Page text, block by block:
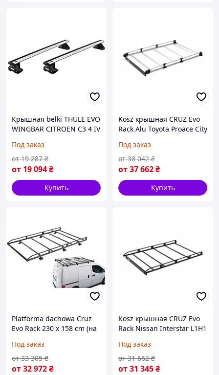
Крышная belki THULE EVO
WINGBAR CITROEN C3 4 IV
Под заказ
от 19 094₴
от 19 287 ₴
Купить
Kosz крышная CRUZ Evo
Rack Alu Toyota Proace City
Заказ)
Под заказ
от37 662₴
от 38 042 ₴
Купить
Platforma dachowa Cruz
Evo Rack 230 x 158 cm (на
Под заказ
от32 972₴
от 33 305 ₴
Kosz крышная CRUZ Evo
Rack Nissan Interstar L1H1
Под заказ
от31 345₴
от 31 662 ₴